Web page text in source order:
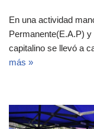
En una actividad
Permanente(E.A.P)
capitalino se llevó a
más »